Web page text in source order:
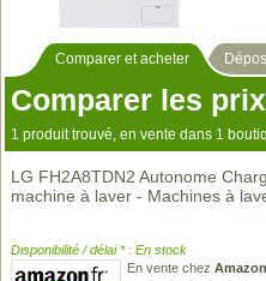
Comparer et acheter
Comparer les
1 produit trouvé, en vente dans 1
LG FH2A8TDN2 Autonome
machine à laver - Machines à
Disponibilité / délai * : En stock
En vente chez